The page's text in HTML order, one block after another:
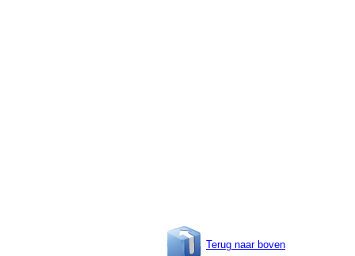
Terug naar boven